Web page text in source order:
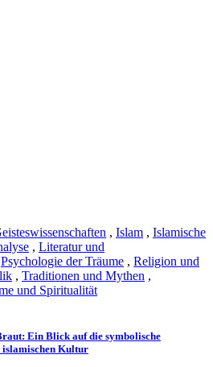
, Islam , Islamische
, Literatur und
Psychologie der Träume , Religion und
, Traditionen und Mythen ,
und Spiritualität
Ein Blick auf die symbolische
islamischen Kultur